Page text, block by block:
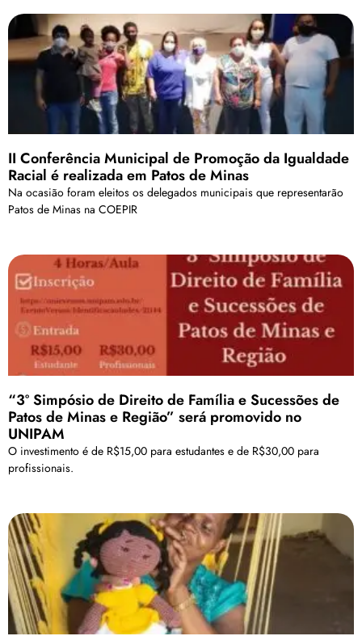
II Conferência Municipal de Promoção da Igualdade
Racial é realizada em Patos de Minas
Na ocasião foram eleitos os delegados municipais que representarão
Patos de Minas na COEPIR
“3º Simpósio de Direito de Família e Sucessões de
Patos de Minas e Região” será promovido no
UNIPAM
O investimento é de R$15,00 para estudantes e de R$30,00 para
profissionais.